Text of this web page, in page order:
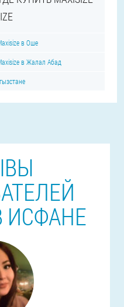
в Оше
в Жалал Абад
ИСФАНЕ